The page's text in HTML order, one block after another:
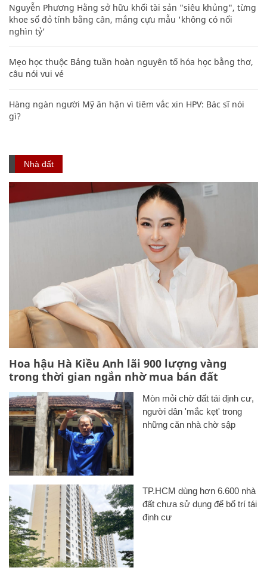
Nguyễn Phương Hằng sở hữu khối tài sản "siêu khủng", từng
khoe sổ đỏ tính bằng cân, mắng cựu mẫu 'không có nổi
nghìn tỷ'
Mẹo học thuộc Bảng tuần hoàn nguyên tố hóa học bằng thơ,
câu nói vui vẻ
Hàng ngàn người Mỹ ân hận vì tiêm vắc xin HPV: Bác sĩ nói
gì?
Nhà đất
Hoa hậu Hà Kiều Anh lãi 900 lượng vàng
trong thời gian ngắn nhờ mua bán đất
Mòn mỏi chờ đất tái định cư,
người dân 'mắc kẹt' trong
những căn nhà chờ sập
TP.HCM dùng hơn 6.600 nhà
đất chưa sử dụng để bố trí tái
định cư